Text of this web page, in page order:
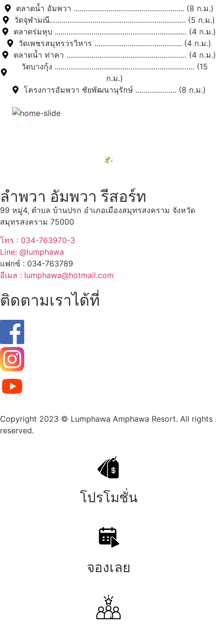
ตลาดน้ำ อัมพวา ......................................................... (8 ก.ม.)
วัดจุฬามณี...................................................................... (5 ก.ม.)
ตลาดร่มหุบ .................................................................... (4 ก.ม.)
วัดเพชรสมุทรวรวิหาร ............................................. (4 ก.ม.)
ตลาดน้ำ ท่าคา .............................................................. (4 ก.ม.)
วัดบางกุ้ง ........................................................................ (15
ก.ม.)
โครงการอัมพวา ชัยพัฒนานุรักษ์ ..................... (8 ก.ม.)
ลำพวา อัมพวา รีสอร์ท
99 หมู่4, ตำบล บ้านปรก อำเภอเมืองสมุทรสงคราม จังหวัด
สมุทรสงคราม 75000
โทร : 034-763970-3
Line: @lumphawa
แฟกซ์ : 034-763789
อีเมล : lumphawa@hotmail.com
ติดตามเราได้ที่
Copyright 2023 © Lumphawa Amphawa Resort. All rights
reserved.
โปรโมชั่น
จองเลย